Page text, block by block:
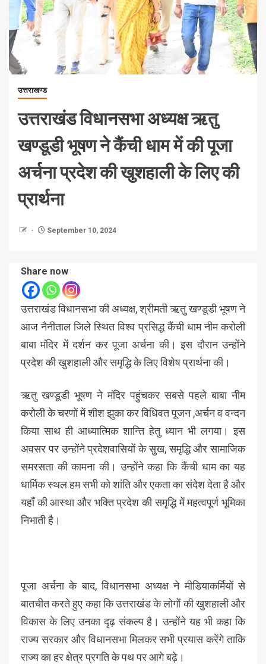
उत्तराखण्ड
उत्तराखंड विधानसभा अध्यक्ष ऋतु
खण्डूडी भूषण ने कैंची धाम में की पूजा
अर्चना प्रदेश की खुशहाली के लिए की
प्रार्थना
September 10, 2024
Share now
उत्तराखंड विधानसभा की अध्यक्ष, श्रीमती ऋतु खण्डूडी भूषण ने
आज नैनीताल जिले स्थित विश्व प्रसिद्ध कैंची धाम नीम करोली
बाबा मंदिर में दर्शन कर पूजा अर्चना की। इस दौरान उन्होंने
प्रदेश की खुशहाली और समृद्धि के लिए विशेष प्रार्थना की।
ऋतु खण्डूडी भूषण ने मंदिर पहुंचकर सबसे पहले बाबा नीम
करोली के चरणों में शीश झुका कर विधिवत पूजन ,अर्चन व वन्दन
किया साथ ही आध्यात्मिक शान्ति हेतु ध्यान भी लगया। इस
अवसर पर उन्होंने प्रदेशवासियों के सुख, समृद्धि और सामाजिक
समरसता की कामना की। उन्होंने कहा कि कैंची धाम का यह
धार्मिक स्थल हम सभी को शांति और एकता का संदेश देता है और
यहाँ की आस्था और भक्ति प्रदेश की समृद्धि में महत्वपूर्ण भूमिका
निभाती है।
पूजा अर्चना के बाद, विधानसभा अध्यक्ष ने मीडियाकर्मियों से
बातचीत करते हुए कहा कि उत्तराखंड के लोगों की खुशहाली और
विकास के लिए उनका दृढ़ संकल्प है। उन्होंने यह भी कहा कि
राज्य सरकार और विधानसभा मिलकर सभी प्रयास करेंगे ताकि
राज्य का हर क्षेत्र प्रगति के पथ पर आगे बढ़े।